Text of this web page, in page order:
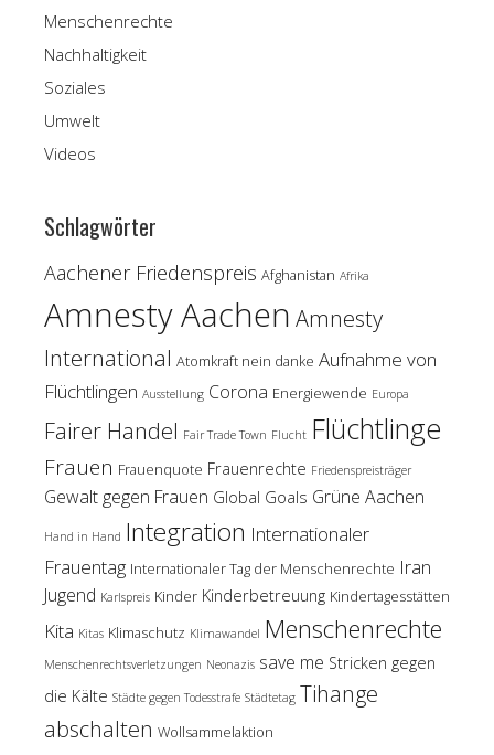
Menschenrechte
Nachhaltigkeit
Soziales
Umwelt
Videos
Schlagwörter
Aachener Friedenspreis Afghanistan Afrika
Amnesty Aachen Amnesty
International Atomkraft nein danke Aufnahme von
Flüchtlingen Ausstellung Corona Energiewende Europa
Fairer Handel Fair Trade Town Flucht Flüchtlinge
Frauen Frauenquote Frauenrechte Friedenspreisträger
Gewalt gegen Frauen Global Goals Grüne Aachen
Hand in Hand Integration Internationaler
Frauentag Internationaler Tag der Menschenrechte Iran
Jugend Karlspreis Kinder Kinderbetreuung Kindertagesstätten
Kita Kitas Klimaschutz Klimawandel Menschenrechte
Menschenrechtsverletzungen Neonazis save me Stricken gegen
die Kälte Städte gegen Todesstrafe Städtetag Tihange
abschalten Wollsammelaktion